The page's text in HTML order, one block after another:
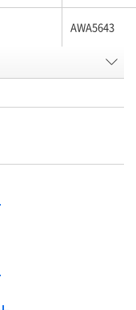
AWA5643
販売停止中で